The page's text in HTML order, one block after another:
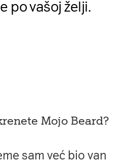
po vašoj želji.
Mojo Beard?
sam već bio van